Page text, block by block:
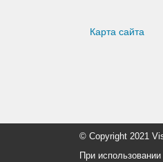
Карта сайта
© Copyright 2021
При